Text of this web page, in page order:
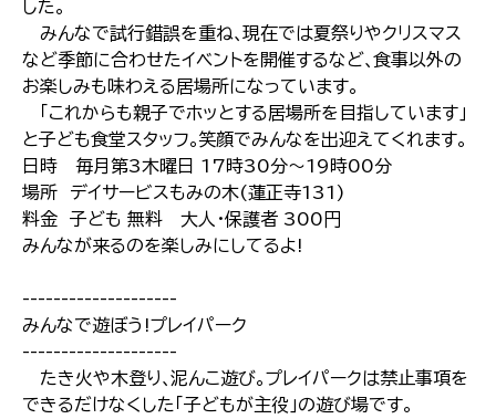
した｡
みんなで試行錯誤を重ね､現在では夏祭りやクリスマス
など季節に合わせたイベントを開催するなど､食事以外の
お楽しみも味わえる居場所になっています｡
｢これからも親子でホッとする居場所を目指しています｣
と子ども食堂スタッフ｡笑顔でみんなを出迎えてくれます｡
日時 毎月第3木曜日 17時30分～19時00分
場所 デイサービスもみの木(蓮正寺131)
料金 子ども 無料 大人･保護者 300円
みんなが来るのを楽しみにしてるよ!
--------------------
みんなで遊ぼう!プレイパーク
--------------------
たき火や木登り､泥んこ遊び｡プレイパークは禁止事項を
できるだけなくした｢子どもが主役｣の遊び場です｡